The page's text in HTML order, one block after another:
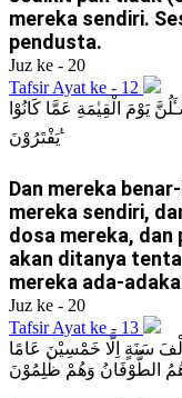
mereka sendiri.
pendusta.
Juz ke - 20
Tafsir Ayat ke - 12
يَوْمَ الْقِيٰمَةِ عَمَّا كَانُوْا
يَفْتَرُوْنَ ࣖ
Dan mereka
mereka sendiri,
dosa mereka, dan
akan ditanya
mereka ada-
Juz ke - 20
Tafsir Ayat ke - 13
سَنَةٍ اِلَّا خَمْسِيْنَ عَامًا
الطُّوْفَانُ وَهُمْ ظٰلِمُوْنَ